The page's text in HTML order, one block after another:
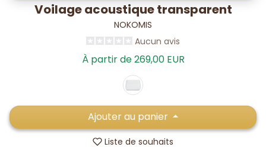
Voilage acoustique transparent
NOKOMIS
Aucun avis
À partir de 269,00 EUR
Ajouter au panier
Liste de souhaits